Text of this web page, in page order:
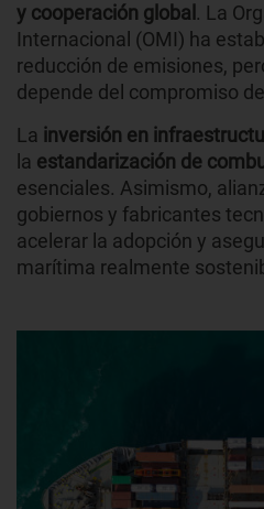
y cooperación global . La
Internacional (OMI) ha
reducción de emisiones,
depende del compromiso
La inversión en
la estandarización de
esenciales. Asimismo,
gobiernos y fabricantes
acelerar la adopción y
marítima realmente